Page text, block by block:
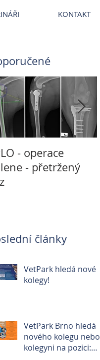
KONTAKT
- operace
- přetržený
články
VetPark hledá nové
kolegy!
VetPark Brno hledá
nového kolegu nebo
kolegyni na pozici: